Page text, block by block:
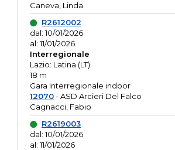
Caneva, Linda
R2612002
dal: 10/01/2026
al: 11/01/2026
Interregionale
Lazio: Latina (LT)
18 m
Gara Interregionale indoor
12070- ASD Arcieri Del Falco
Cagnacci, Fabio
R2619003
dal: 10/01/2026
al: 11/01/2026